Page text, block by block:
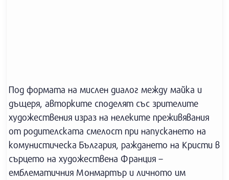
Под формата на мислен диалог между майка и
дъщеря, авторките споделят със зрителите
художествения израз на нелеките преживявания
от родителската смелост при напускането на
комунистическа България, раждането на Кристи в
сърцето на художествена Франция –
емблематичния Монмартър и личното им